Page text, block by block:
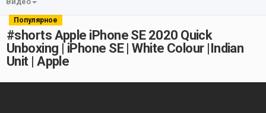
Популярное
#shorts Apple iPhone SE 2020 Quick
Unboxing | iPhone SE | White Colour |Indian
Unit | Apple